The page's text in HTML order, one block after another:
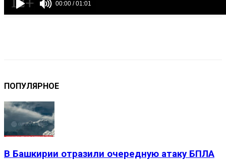
ПОПУЛЯРНОЕ
В Башкирии отразили очередную атаку БПЛА